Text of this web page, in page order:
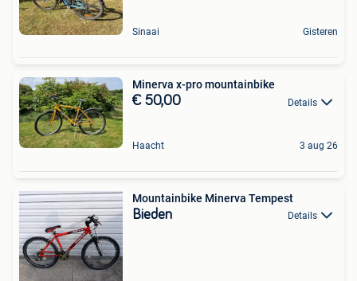
Sinaai Gisteren
Minerva x-pro mountainbike
€ 50,00 Details
Haacht 3 aug 26
Mountainbike Minerva Tempest
Bieden Details